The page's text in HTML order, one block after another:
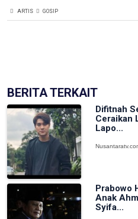
ARTIS GOSIP
BERITA TERKAIT
Difitnah
Ceraikan
Lapo...
Prabowo
Anak
Syifa...